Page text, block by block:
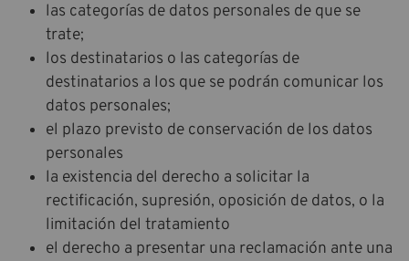
las categorías de datos personales de que se
trate;
los destinatarios o las categorías de
destinatarios a los que se podrán comunicar los
datos personales;
el plazo previsto de conservación de los datos
personales
la existencia del derecho a solicitar la
rectificación, supresión, oposición de datos, o la
limitación del tratamiento
el derecho a presentar una reclamación ante una